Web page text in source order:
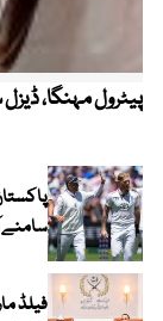
پیٹرول مہنگا،
سامنے
فیلڈ